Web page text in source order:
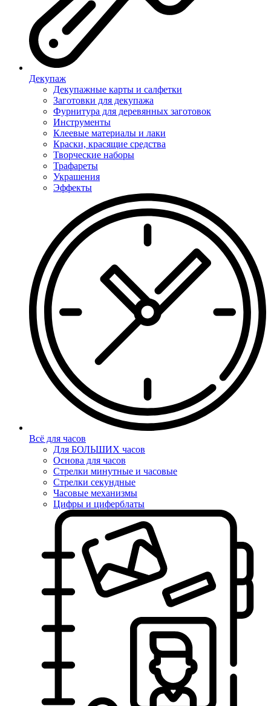
Декупаж
Декупажные карты и салфетки
Заготовки для декупажа
Фурнитура для деревянных заготовок
Инструменты
Клеевые материалы и лаки
Краски, красящие средства
Творческие наборы
Трафареты
Украшения
Эффекты
Всё для часов
Для БОЛЬШИХ часов
Основа для часов
Стрелки минутные и часовые
Стрелки секундные
Часовые механизмы
Цифры и циферблаты